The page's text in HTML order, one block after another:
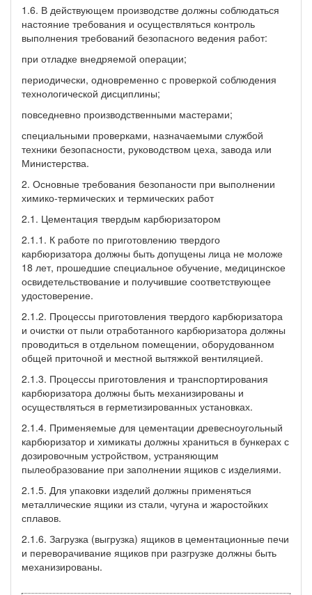
1.6. В действующем производстве должны соблюдаться
настояние требования и осуществляться контроль
выполнения требований безопасного ведения работ:
при отладке внедряемой операции;
периодически, одновременно с проверкой соблюдения
технологической дисциплины;
повседневно производственными мастерами;
специальными проверками, назначаемыми службой
техники безопасности, руководством цеха, завода или
Министерства.
2. Основные требования безопаности при выполнении
химико-термических и термических работ
2.1. Цементация твердым карбюризатором
2.1.1. К работе по приготовлению твердого
карбюризатора должны быть допущены лица не моложе
18 лет, прошедшие специальное обучение, медицинское
освидетельствование и получившие соответствующее
удостоверение.
2.1.2. Процессы приготовления твердого карбюризатора
и очистки от пыли отработанного карбюризатора должны
проводиться в отдельном помещении, оборудованном
общей приточной и местной вытяжкой вентиляцией.
2.1.3. Процессы приготовления и транспортирования
карбюризатора должны быть механизированы и
осуществляться в герметизированных установках.
2.1.4. Применяемые для цементации древесноугольный
карбюризатор и химикаты должны храниться в бункерах с
дозировочным устройством, устраняющим
пылеобразование при заполнении ящиков с изделиями.
2.1.5. Для упаковки изделий должны применяться
металлические ящики из стали, чугуна и жаростойких
сплавов.
2.1.6. Загрузка (выгрузка) ящиков в цементационные печи
и переворачивание ящиков при разгрузке должны быть
механизированы.